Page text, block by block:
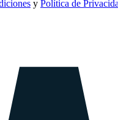
y Política de